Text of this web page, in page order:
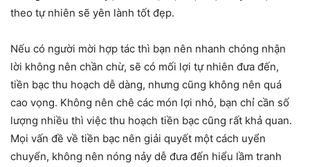
theo tự nhiên sẽ yên lành tốt đẹp.
Nếu có người mời hợp tác thì bạn nên nhanh chóng nhận
lời không nên chần chừ, sẽ có mối lợi tự nhiên đưa đến,
tiền bạc thu hoạch dễ dàng, nhưng cũng không nên quá
cao vọng. Không nên chê các món lợi nhỏ, bạn chỉ cần số
lượng nhiều thì việc thu hoạch tiền bạc cũng rất khả quan.
Mọi vấn đề về tiền bạc nên giải quyết một cách uyển
chuyển, không nên nóng nảy dễ đưa đến hiểu lầm tranh